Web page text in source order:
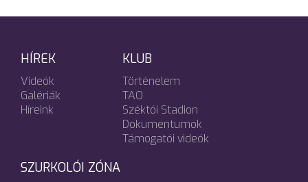
HÍREK
Videók
Galériák
Híreink
KLUB
Történelem
TAO
Széktói Stadion
Dokumentumok
Támogatói videók
SZURKOLÓI ZÓNA